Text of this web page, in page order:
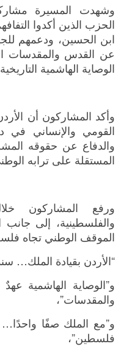
وشهدت المسيرة
الحزب الذين أكدوا
ابن الحسين، ودعمهم
عن القدس والمقدسات
الوصاية الهاشمية
وأكد المشاركون أن
القومي والإنساني
والدفاع عن حقوقه
المستقلة على ترابه
ورفع المشاركون
والفلسطينية، إلى
الموقف الوطني تجاه
“الأردن بقيادة الملك…
و”الوصاية الهاشمية
والمقدسات”،
و”مع الملك صفًا
فلسطين”،